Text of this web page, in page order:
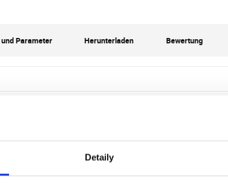
Detaily
Parameter Herunterladen Bewertung